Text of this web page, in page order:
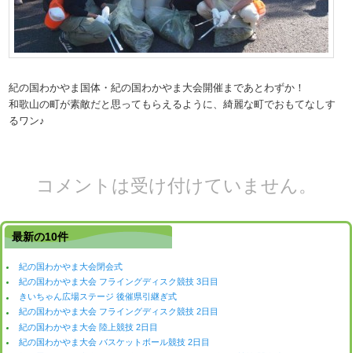
紀の国わかやま国体・紀の国わかやま大会開催まであとわずか！
和歌山の町が素敵だと思ってもらえるように、綺麗な町でおもてなしす
るワン♪
コメントは受け付けていません。
最新の10件
紀の国わかやま大会閉会式
紀の国わかやま大会 フライングディスク競技 3日目
きいちゃん広場ステージ 後催県引継ぎ式
紀の国わかやま大会 フライングディスク競技 2日目
紀の国わかやま大会 陸上競技 2日目
紀の国わかやま大会 バスケットボール競技 2日目